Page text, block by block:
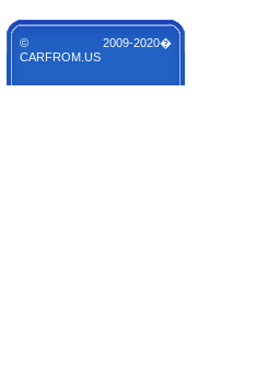
© 2009-2020�
CARFROM.US